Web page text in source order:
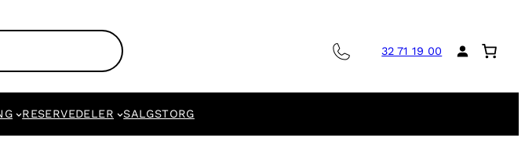
32 71 19 00
RESERVEDELER SALGSTORG